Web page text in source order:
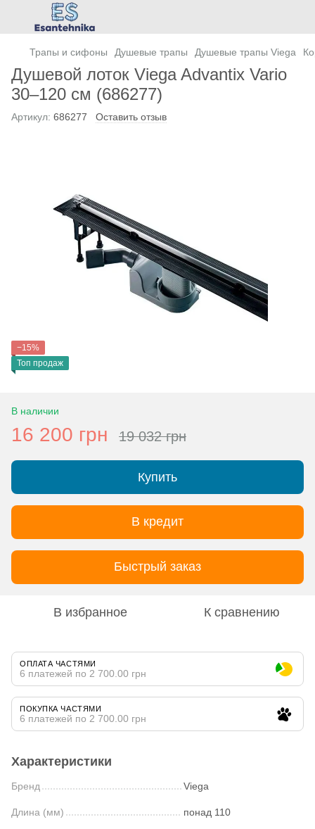
Трапы и сифоны Душевые трапы Душевые трапы Viega
Душевой лоток Viega Advantix Vario
30–120 см (686277)
Артикул: 686277 Оставить отзыв
−15%
Топ продаж
В наличии
16 200 грн 19 032 грн
Купить
В кредит
Быстрый заказ
В избранное К сравнению
ОПЛАТА ЧАСТЯМИ
6 платежей по 2 700.00 грн
ПОКУПКА ЧАСТЯМИ
6 платежей по 2 700.00 грн
Характеристики
Бренд Viega
Длина (мм) понад 110